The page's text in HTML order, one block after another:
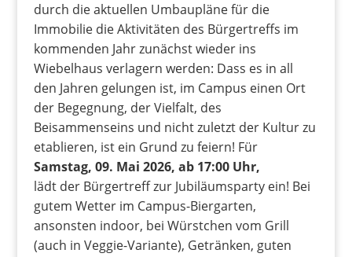
durch die aktuellen Umbaupläne für die
Immobilie die Aktivitäten des Bürgertreffs im
kommenden Jahr zunächst wieder ins
Wiebelhaus verlagern werden: Dass es in all
den Jahren gelungen ist, im Campus einen Ort
der Begegnung, der Vielfalt, des
Beisammenseins und nicht zuletzt der Kultur zu
etablieren, ist ein Grund zu feiern! Für
Samstag, 09. Mai 2026, ab 17:00 Uhr,
lädt der Bürgertreff zur Jubiläumsparty ein! Bei
gutem Wetter im Campus-Biergarten,
ansonsten indoor, bei Würstchen vom Grill
(auch in Veggie-Variante), Getränken, guten